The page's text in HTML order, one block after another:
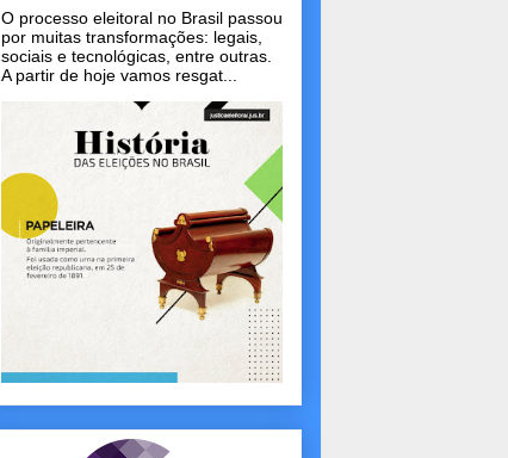
O processo eleitoral no Brasil passou
por muitas transformações: legais,
sociais e tecnológicas, entre outras.
A partir de hoje vamos resgat...